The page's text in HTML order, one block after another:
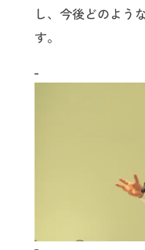
し、今後どのよう
す。